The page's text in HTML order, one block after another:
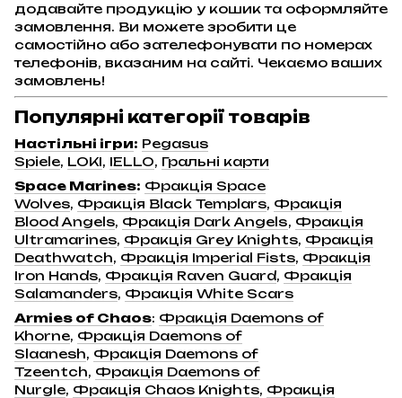
додавайте продукцію у кошик та оформляйте
замовлення. Ви можете зробити це
самостійно або зателефонувати по номерах
телефонів, вказаним на сайті. Чекаємо ваших
замовлень!
Популярні категорії товарів
Настільні ігри: Pegasus
Spiele, LOKI, IELLO, Гральні карти
Space Marines: Фракція Space
Wolves, Фракція Black Templars, Фракція
Blood Angels, Фракція Dark Angels, Фракція
Ultramarines, Фракція Grey Knights, Фракція
Deathwatch, Фракція Imperial Fists, Фракція
Iron Hands, Фракція Raven Guard, Фракція
Salamanders, Фракція White Scars
Armies of Chaos: Фракція Daemons of
Khorne, Фракція Daemons of
Slaanesh, Фракція Daemons of
Tzeentch, Фракція Daemons of
Nurgle, Фракція Chaos Knights, Фракція